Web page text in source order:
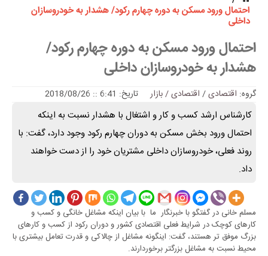
احتمال ورود مسکن به دوره چهارم رکود/ هشدار به خودروسازان
داخلی
احتمال ورود مسکن به دوره چهارم رکود/
هشدار به خودروسازان داخلی
گروه: اقتصادی/ اقتصادی / بازار تاریخ: 6:41 :: 2018/08/26
کارشناس ارشد کسب و کار و اشتغال با هشدار نسبت به اینکه
احتمال ورود بخش مسکن به دوران چهارم رکود وجود دارد، گفت: با
روند فعلی، خودروسازان داخلی مشتریان خود را از دست خواهند
داد.
مسلم خانی در گفتگو با خبرنگار ما با بیان اینکه مشاغل خانگی و کسب و
کارهای کوچک در شرایط فعلی اقتصادی کشور و دوران رکود از کسب و کارهای
بزرگ موفق تر هستند، گفت: اینگونه مشاغل از چالاکی و قدرت تعامل بیشتری با
محیط نسبت به مشاغل بزرگتر برخوردارند.